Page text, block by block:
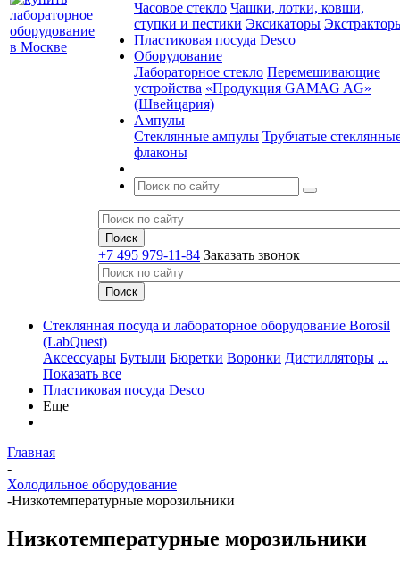
Часовое стекло Чашки, лотки, ковши,
ступки и пестики Эксикаторы
Пластиковая посуда Desco
Оборудование
Лабораторное стекло Перемешивающие
устройства «Продукция GAMAG AG»
(Швейцария)
Ампулы
Стеклянные ампулы Трубчатые
флаконы
+7 495 979-11-84 Заказать звонок
Стеклянная посуда и лабораторное оборудование Borosil
(LabQuest)
Аксессуары Бутыли Бюретки Воронки Дистилляторы ...
Показать все
Пластиковая посуда Desco
Еще
Главная
-
Холодильное оборудование
-Низкотемпературные морозильники
Низкотемпературные морозильники